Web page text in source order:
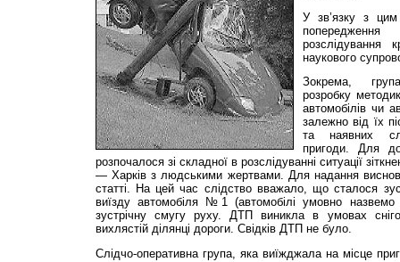
У зв’язку з цим
розслідування
наукового
Зокрема,
розробку
автомобілів чи
залежно від їх
та наявних
пригоди. Для
розпочалося зі складної в розслідуванні ситуації
— Харків з людськими жертвами. Для надання
статті. На цей час слідство вважало, що сталося
виїзду автомобіля №1 (автомобілі умовно
зустрічну смугу руху. ДТП виникла в умовах
вихлястій ділянці дороги. Свідків ДТП не було.
Слідчо-оперативна група, яка виїжджала на місце